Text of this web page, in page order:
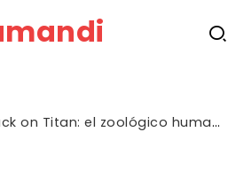
on Titan: el zoológico humano